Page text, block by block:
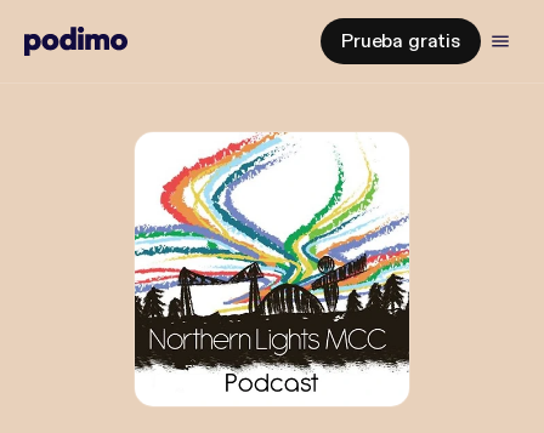
Prueba gratis